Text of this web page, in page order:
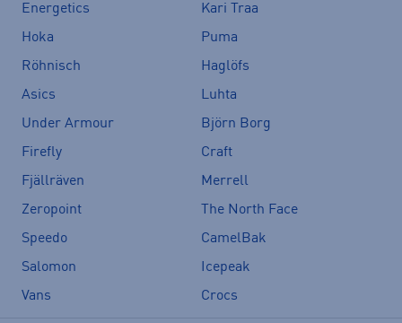
Energetics
Kari Traa
Hoka
Puma
Röhnisch
Haglöfs
Asics
Luhta
Under Armour
Björn Borg
Firefly
Craft
Fjällräven
Merrell
Zeropoint
The North Face
Speedo
CamelBak
Salomon
Icepeak
Vans
Crocs